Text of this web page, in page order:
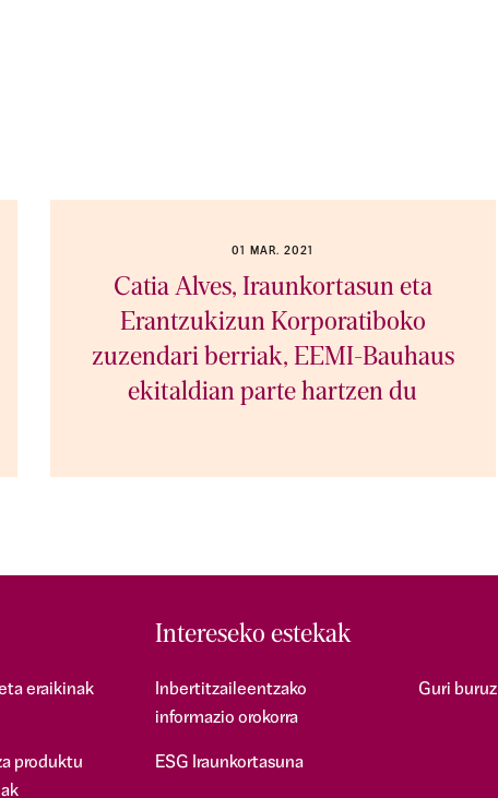
01 MAR. 2021
Catia Alves, Iraunkortasun eta
Erantzukizun Korporatiboko
zuzendari berriak, EEMI-Bauhaus
ekitaldian parte hartzen du
eraikinak
produktu
Intereseko estekak
Inbertitzaileentzako
informazio orokorra
Guri buruz
ESG Iraunkortasuna